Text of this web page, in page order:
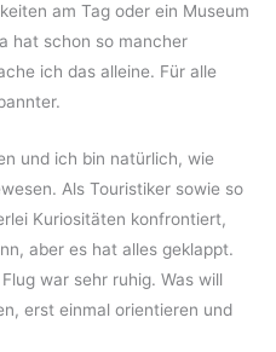
am Tag oder ein Museum
hat schon so mancher
ich das alleine. Für alle
und ich bin natürlich, wie
Als Touristiker sowie so
Kuriositäten konfrontiert,
aber es hat alles geklappt.
war sehr ruhig. Was will
erst einmal orientieren und